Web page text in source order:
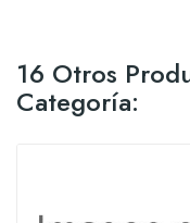
16 Otros
Categoría: